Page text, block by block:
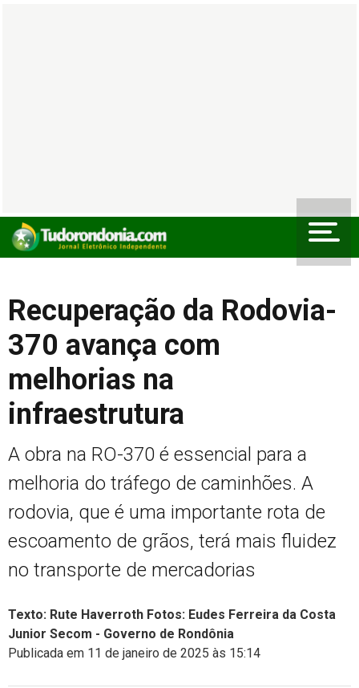
Recuperação da Rodovia-
370 avança com
melhorias na
infraestrutura
A obra na RO-370 é essencial para a
melhoria do tráfego de caminhões. A
rodovia, que é uma importante rota de
escoamento de grãos, terá mais fluidez
no transporte de mercadorias
Texto: Rute Haverroth Fotos: Eudes Ferreira da Costa
Junior Secom - Governo de Rondônia
Publicada em 11 de janeiro de 2025 às 15:14